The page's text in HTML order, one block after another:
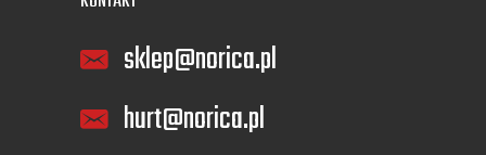
sklep@norica.pl
hurt@norica.pl